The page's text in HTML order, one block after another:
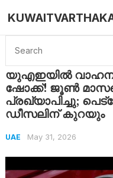
Home UAE യുഎഇയിൽ
യുഎഇയിൽ
ഷോക്ക്! ജൂൺ
പ്രഖ്യാപിച്ചു;
ഡീസലിന് കുറയും
UAE May 31, 2026